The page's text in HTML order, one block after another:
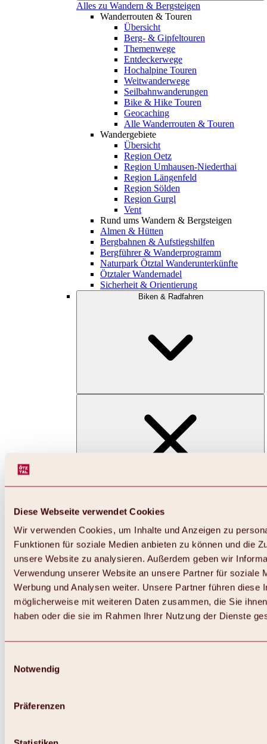
Diese Webseite verwendet Cookies
Wir verwenden Cookies, um Inhalte und Anzeigen zu
Funktionen für soziale Medien anbieten zu können und die
unsere Website zu analysieren. Außerdem geben wir
Verwendung unserer Website an unsere Partner für soziale
Werbung und Analysen weiter. Unsere Partner führen diese
möglicherweise mit weiteren Daten zusammen, die Sie
haben oder die sie im Rahmen Ihrer Nutzung der Dienste
Notwendig
Präferenzen
Alles zu Wandern & Bergsteigen
Wanderrouten & Touren
Übersicht
Berg- & Gipfeltouren
Themenwege
Entdeckerwege
Hochalpine Touren
Weitwanderwege
Seilbahnwanderungen
Bike & Hike Touren
Geocaching
Alle Wanderrouten & Touren
Wandergebiete
Übersicht
Region Oetz
Region Umhausen-Niederthai
Region Längenfeld
Region Sölden
Region Gurgl
Vent
Rund ums Wandern & Bergsteigen
Almen & Hütten
Bergbahnen & Aufstiegshilfen
Bergführer & Wanderprogramm
Naturpark Ötztal Wanderunterkünfte
Ötztaler Wandernadel
Sicherheit & Orientierung
Biken & Radfahren